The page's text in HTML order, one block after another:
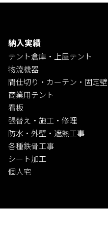
納入実績
テント倉庫・上屋テント
物流機器
間仕切り・カーテン・固定壁
商業用テント
看板
張替え・施工・修理
防水・外壁・遮熱工事
各種鉄骨工事
シート加工
個人宅